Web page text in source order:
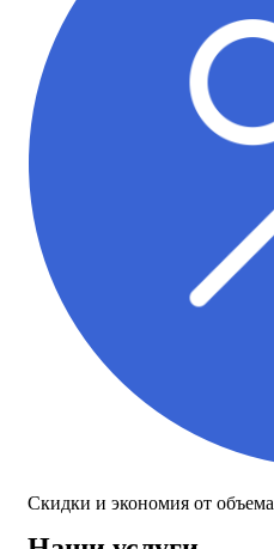
Скидки и экономия от объема